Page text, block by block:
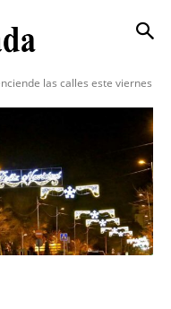
las calles este viernes